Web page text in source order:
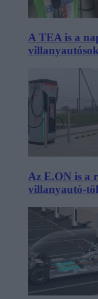
A TEA is a
Az E.ON is a
villanyautó-